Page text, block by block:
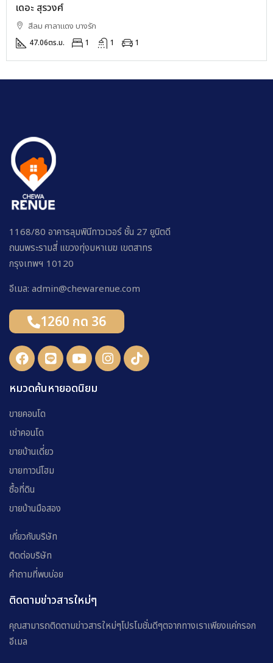
เดอะ สุรวงศ์
สีลม ศาลาแดง บางรัก
47.06ตร.ม. 1 1 1
1168/80 อาคารลุมพินีทาวเวอร์ ชั้น 27 ยูนิตดี
ถนนพระรามสี่ แขวงทุ่งมหาเมฆ เขตสาทร
กรุงเทพฯ 10120
อีเมล: admin@chewarenue.com
1260 กด 36
หมวดค้นหายอดนิยม
ขายคอนโด
เช่าคอนโด
ขายบ้านเดี่ยว
ขายทาวน์โฮม
ซื้อที่ดิน
ขายบ้านมือสอง
เกี่ยวกับบริษัท
ติดต่อบริษัท
คำถามที่พบบ่อย
ติดตามข่าวสารใหม่ๆ
คุณสามารถติดตามข่าวสารใหม่ๆโปรโมชั่นดีๆตจากทางเราเพียงแค่กรอก
อีเมล